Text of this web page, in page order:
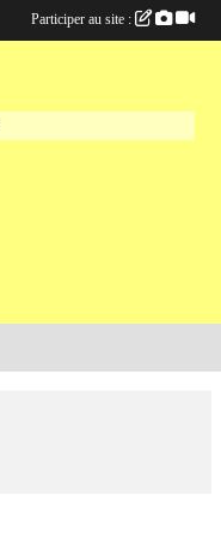
Participer au site :